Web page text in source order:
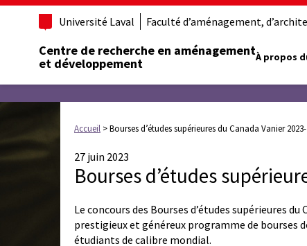
Université Laval Faculté d’aménagement,
Centre de recherche en aménagement
et développement
À propos
Accueil >Bourses d’études supérieures du Canada Vanier
27 juin 2023
Bourses d’études
Le concours des Bourses d’études supérieures
prestigieux et généreux programme de bourses
étudiants de calibre mondial.